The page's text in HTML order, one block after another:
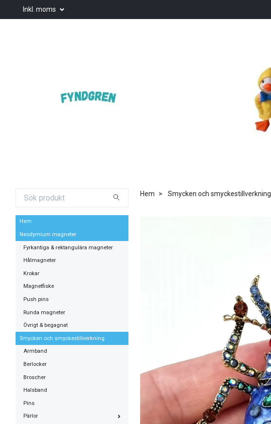
Inkl. moms
Hem
Neodymium magneter
Fyrkantiga & rektangulära magneter
Hålmagneter
Krokar
Magnetfiske
Push pins
Runda magneter
Övrigt & begagnat
Smycken och smyckestillverkning
Armband
Berlocker
Broscher
Halsband
Pins
Pärlor
Hem Smycken och smyckestillverkning